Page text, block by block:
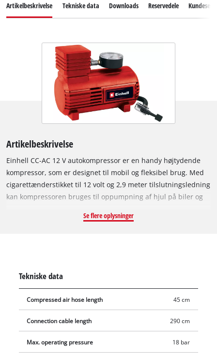
Artikelbeskrivelse Tekniske data Downloads Reservedele
Artikelbeskrivelse
Einhell CC-AC 12 V autokompressor er en handy højtydende
kompressor, som er designet til mobil og fleksibel brug. Med
cigarettænderstikket til 12 volt og 2,9 meter tilslutningsledning
kan kompressoren bruges til oppumpning af hjul på biler og
indbyggede manometer viser det aktuelle lufttryk på 0-18 bar.
Se flere oplysninger
Tekniske data
Compressed air hose length 45 cm
Connection cable length 290 cm
Max. operating pressure 18 bar